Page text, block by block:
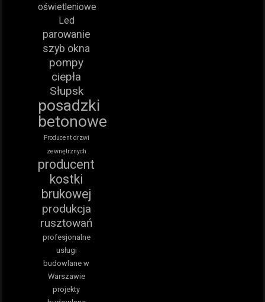
oświetleniowe
Led
parowanie
szyb okna
pompy
ciepła
Słupsk
posadzki
betonowe
Producent drzwi
zewnętrznych
producent
kostki
brukowej
produkcja
rusztowań
profesjonalne
usługi
budowlane w
Warszawie
projekty